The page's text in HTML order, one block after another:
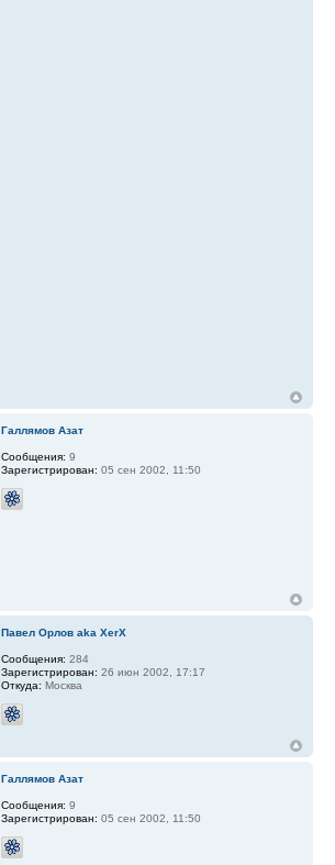
Галлямов Азат
Сообщения: 9
Зарегистрирован: 05 сен 2002, 11:50
Павел Орлов aka XerX
Сообщения: 284
Зарегистрирован: 26 июн 2002, 17:17
Откуда: Москва
Галлямов Азат
Сообщения: 9
Зарегистрирован: 05 сен 2002, 11:50